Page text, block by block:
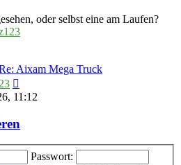
oder selbst eine am Laufen?
Aixam Mega Truck
Beitrag
11:12
Passwort: